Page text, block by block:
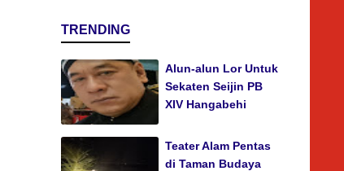
TRENDING
Alun-alun Lor Untuk
Sekaten Seijin PB
XIV Hangabehi
Teater Alam Pentas
di Taman Budaya